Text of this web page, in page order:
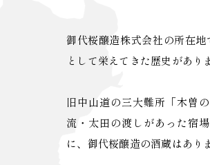
御代桜醸造株式会社の所在
として栄えてきた歴史があり
旧中山道の三大難所「木曽
流・太田の渡しがあった宿
に、御代桜醸造の酒蔵はあり